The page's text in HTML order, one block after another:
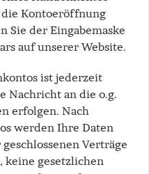
Kontoeröffnung
Sie der Eingabemaske
auf unserer Website.
ist jederzeit
Nachricht an die o.g.
erfolgen. Nach
werden Ihre Daten
Verträge
keine gesetzlichen